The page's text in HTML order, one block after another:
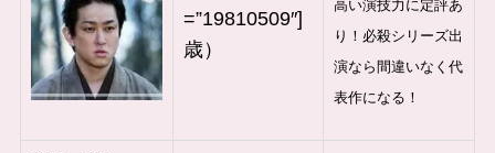
=”19810509″]
歳）
高い演技力に定評あ
り！必殺シリーズ出
演なら間違いなく代
表作になる！